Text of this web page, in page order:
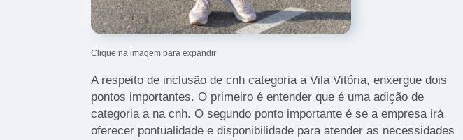
Clique na imagem para expandir
A respeito de inclusão de cnh categoria a Vila Vitória, enxergue dois
pontos importantes. O primeiro é entender que é uma adição de
categoria a na cnh. O segundo ponto importante é se a empresa irá
oferecer pontualidade e disponibilidade para atender as necessidades